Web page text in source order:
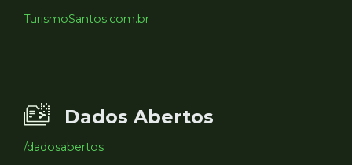
TurismoSantos.com.br
Dados Abertos
/dadosabertos